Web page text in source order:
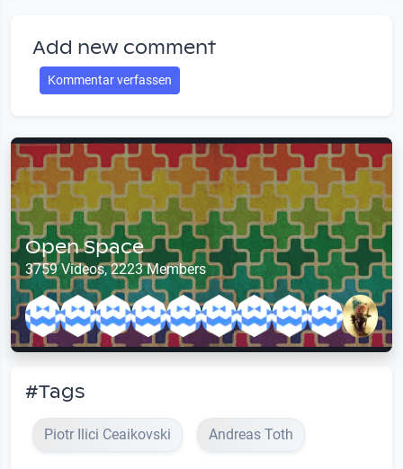
Add new comment
Kommentar verfassen
Open Space
3759 Videos, 2223 Members
#Tags
Piotr Ilici Ceaikovski Andreas Toth